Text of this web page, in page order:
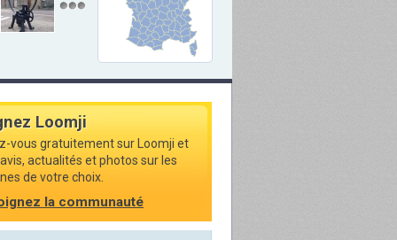
Loomji
vous gratuitement sur Loomji et
actualités et photos sur les
de votre choix.
la communauté